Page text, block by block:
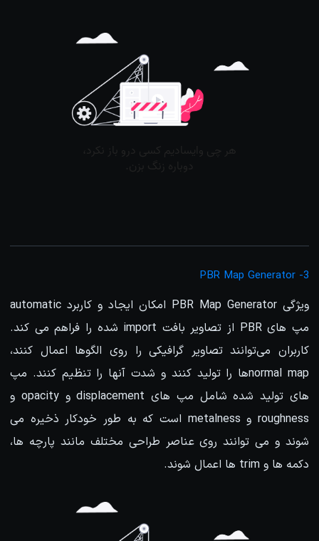
3- PBR Map Generator
ویژگی PBR Map Generator امکان ایجاد و کاربرد automatic
مپ های PBR از تصاویر بافت import شده را فراهم می کند.
کاربران می‌توانند تصاویر گرافیکی را روی الگوها اعمال کنند،
normal mapها را تولید کنند و شدت آنها را تنظیم کنند. مپ
های تولید شده شامل مپ های displacement و opacity و
roughness و metalness است که به طور خودکار ذخیره می
شوند و می توانند روی عناصر طراحی مختلف مانند پارچه ها،
دکمه ها و trim ها اعمال شوند.